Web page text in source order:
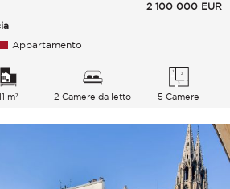
2 100 000 EUR
Appartamento
m² 2 Camere da letto 5 Camere